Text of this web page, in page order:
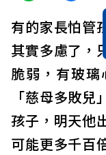
有的家長怕管
其實多慮了，
脆弱，有玻璃
「慈母多敗
孩子，明天他
可能更多千百